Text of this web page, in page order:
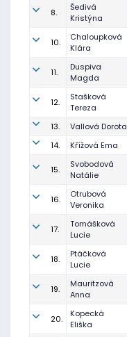
8.
Šedivá
Kristýna
10.
Chaloupková
Klára
11.
Duspiva
Magda
12.
Stašková
Tereza
13. Vallová Dorota
14.
Křížová Ema
15.
Svobodová
Natálie
16.
Otrubová
Veronika
17.
Tomášková
Lucie
18.
Ptáčková
Lucie
19.
Mauritzová
Anna
20.
Kopecká
Eliška